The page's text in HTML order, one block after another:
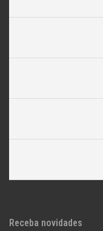
Receba novidades